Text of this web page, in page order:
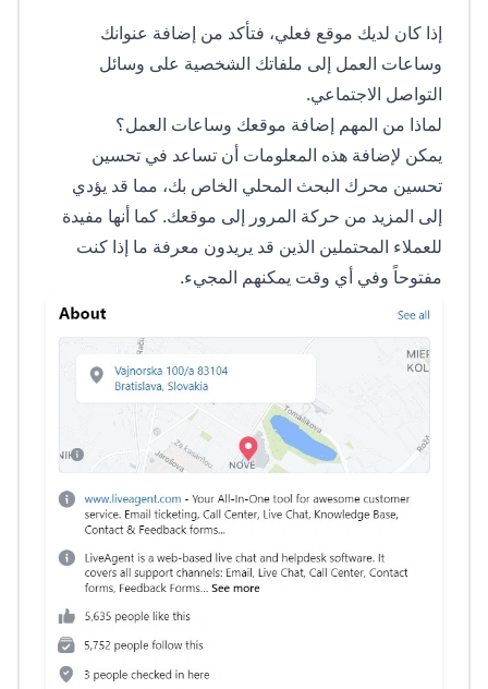
إذا كان لديك موقع فعلي، فتأكد من إضافة عنوانك
وساعات العمل إلى ملفاتك الشخصية على وسائل
التواصل الاجتماعي.
لماذا من المهم إضافة موقعك وساعات العمل؟
يمكن لإضافة هذه المعلومات أن تساعد في تحسين
تحسين محرك البحث المحلي الخاص بك، مما قد يؤدي
إلى المزيد من حركة المرور إلى موقعك. كما أنها مفيدة
للعملاء المحتملين الذين قد يريدون معرفة ما إذا كنت
مفتوحاً وفي أي وقت يمكنهم المجيء.